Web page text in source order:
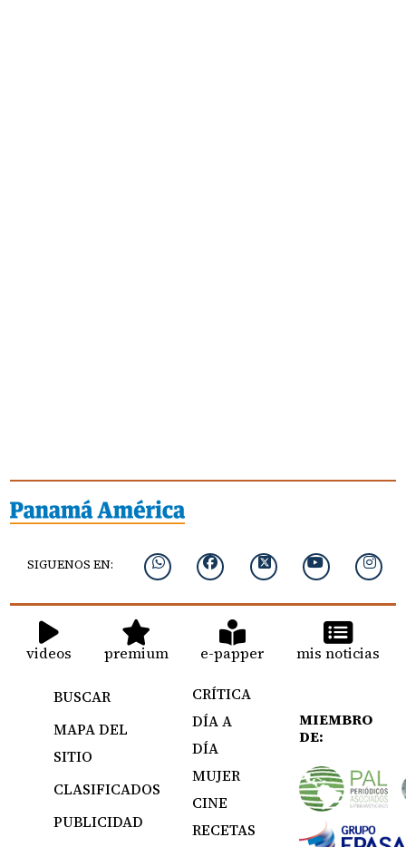
SIGUENOS EN:
videos premium e-papper mis noticias
BUSCAR
MAPA DEL
SITIO
CLASIFICADOS
PUBLICIDAD
CRÍTICA
DÍA A
DÍA
MUJER
CINE
RECETAS
MIEMBRO
DE: